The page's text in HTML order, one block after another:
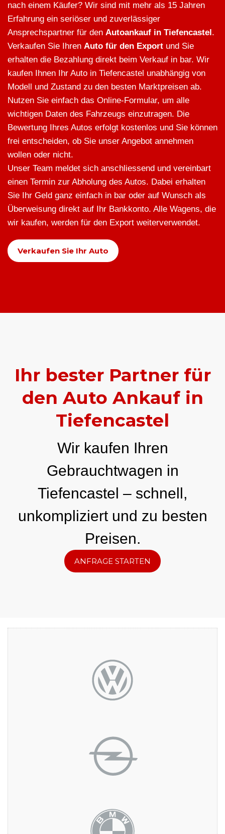
nach einem Käufer? Wir sind mit mehr als 15 Jahren
Erfahrung ein seriöser und zuverlässiger
Ansprechspartner für den Autoankauf in Tiefencastel.
Verkaufen Sie Ihren Auto für den Export und Sie
erhalten die Bezahlung direkt beim Verkauf in bar. Wir
kaufen Ihnen Ihr Auto in Tiefencastel unabhängig von
Modell und Zustand zu den besten Marktpreisen ab.
Nutzen Sie einfach das Online-Formular, um alle
wichtigen Daten des Fahrzeugs einzutragen. Die
Bewertung Ihres Autos erfolgt kostenlos und Sie können
frei entscheiden, ob Sie unser Angebot annehmen
wollen oder nicht.
Unser Team meldet sich anschliessend und vereinbart
einen Termin zur Abholung des Autos. Dabei erhalten
Sie Ihr Geld ganz einfach in bar oder auf Wunsch als
Überweisung direkt auf Ihr Bankkonto. Alle Wagens, die
wir kaufen, werden für den Export weiterverwendet.
Verkaufen Sie Ihr Auto
Ihr bester Partner für
den Auto Ankauf in
Tiefencastel
Wir kaufen Ihren
Gebrauchtwagen in
Tiefencastel – schnell,
unkompliziert und zu besten
Preisen.
ANFRAGE STARTEN